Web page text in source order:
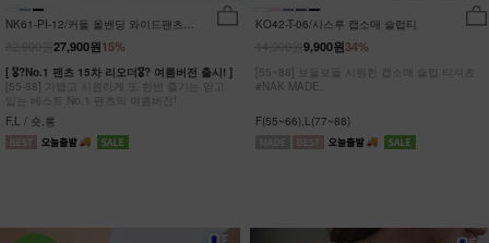
NK61-PI-12/커들 올밴딩 와이드팬츠
15%
27,900원
[ 🎖?No.1 팬츠 15차 리오더🎖? 여름버전 출시! ]
[55-88] 가볍고 시원하게 또 한번 즐기는 믿고
입는 베스트 No.1 팬츠의 여름버전!
F,L / 숏,롱
KO42-T-06/시스루 캡소매 슬럽티
34%
9,900원
[55~88] 보들보들 시원한 캡소매 슬럽 티셔츠
#NAK MADE.
F(55~66),L(77~88)